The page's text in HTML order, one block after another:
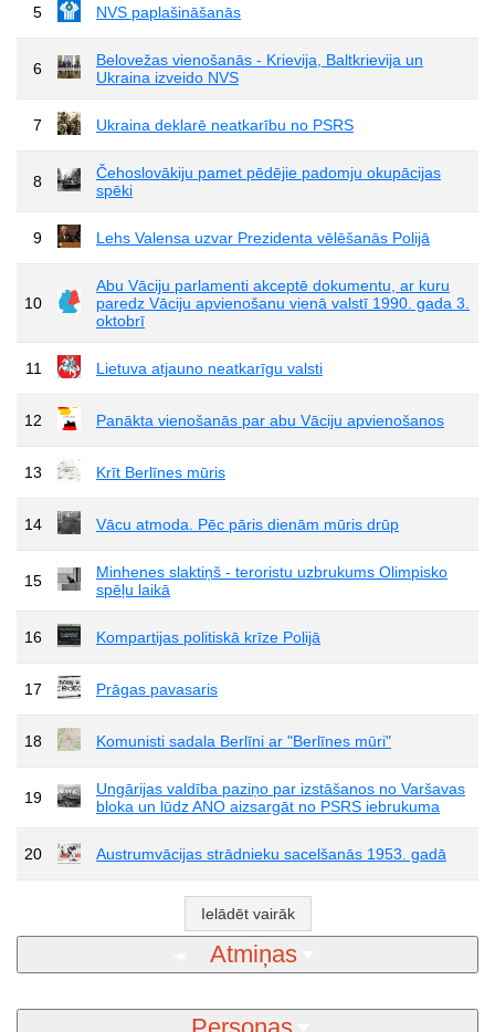
5 NVS paplašināšanās
6
Belovežas vienošanās - Krievija, Baltkrievija un
Ukraina izveido NVS
7 Ukraina deklarē neatkarību no PSRS
8
Čehoslovākiju pamet pēdējie padomju okupācijas
spēki
9 Lehs Valensa uzvar Prezidenta vēlēšanās Polijā
10
Abu Vāciju parlamenti akceptē dokumentu, ar kuru
paredz Vāciju apvienošanu vienā valstī 1990. gada 3.
oktobrī
11 Lietuva atjauno neatkarīgu valsti
12 Panākta vienošanās par abu Vāciju apvienošanos
13 Krīt Berlīnes mūris
14 Vācu atmoda. Pēc pāris dienām mūris drūp
15
Minhenes slaktiņš - teroristu uzbrukums Olimpisko
spēļu laikā
16 Kompartijas politiskā krīze Polijā
17 Prāgas pavasaris
18 Komunisti sadala Berlīni ar "Berlīnes mūri"
19
Ungārijas valdība paziņo par izstāšanos no Varšavas
bloka un lūdz ANO aizsargāt no PSRS iebrukuma
20 Austrumvācijas strādnieku sacelšanās 1953. gadā
Ielādēt vairāk
Atmiņas